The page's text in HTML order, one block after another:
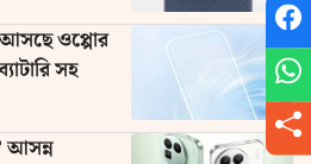
ওপ্পোর
সহ
আসন্ন